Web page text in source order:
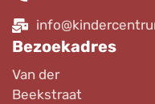
Bezoekadres
Van der
Beekstraat